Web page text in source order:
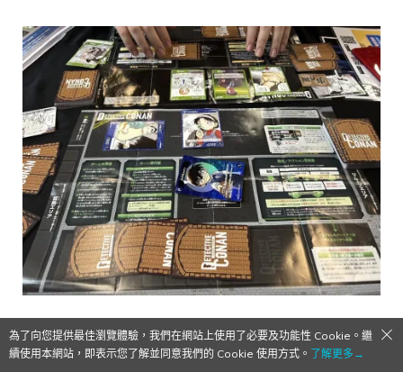
相關報導：真相只有一個！《名偵探柯南 TCG》玩法介
紹！
為了向您提供最佳瀏覽體驗，我們在網站上使用了必要及功能性 Cookie。繼
續使用本網站，即表示您了解並同意我們的 Cookie 使用方式。 了解更多→